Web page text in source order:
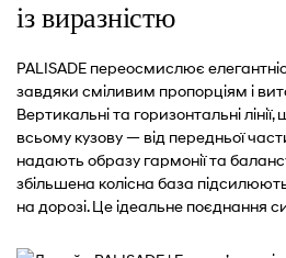
із виразністю
PALISADE переосмислює
завдяки сміливим пропорціям і
Вертикальні та горизонтальні
всьому кузову — від передньої
надають образу гармонії та
збільшена колісна база підсилюють
на дорозі. Це ідеальне поєднання